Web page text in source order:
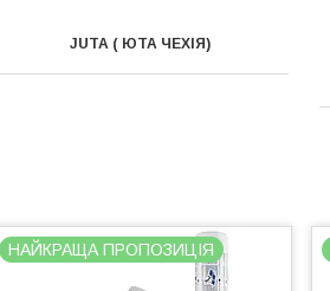
JUTA ( ЮТА ЧЕХІЯ)
НАЙКРАЩА ПРОПОЗИЦІЯ